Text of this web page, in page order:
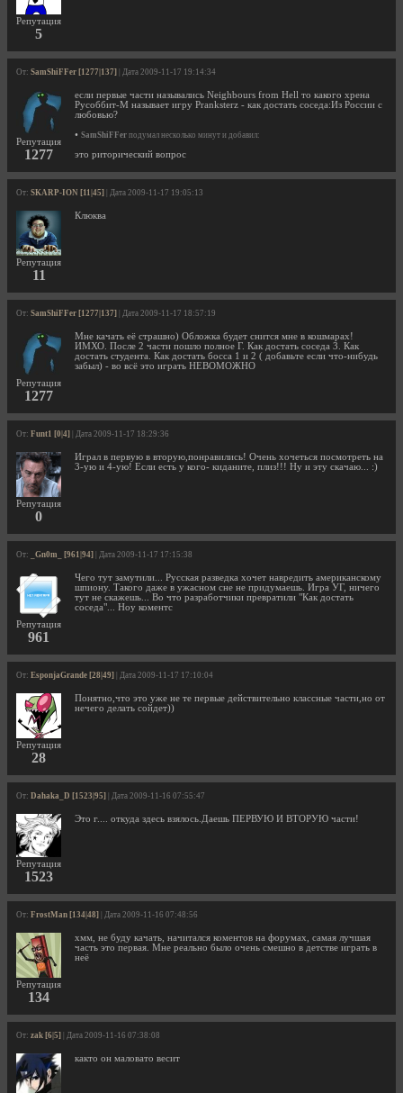
Репутация
5
От: SamShiFFer [1277|137] | Дата 2009-11-17 19:14:34
Репутация
1277
если первые части назывались Neighbours from Hell то какого хрена
Русоббит-М называет игру Pranksterz - как достать соседа:Из России с
любовью?
• SamShiFFer подумал несколько минут и добавил:
это риторический вопрос
От: SKARP-ION [11|45] | Дата 2009-11-17 19:05:13
Репутация
11
Клюква
От: SamShiFFer [1277|137] | Дата 2009-11-17 18:57:19
Репутация
1277
Мне качать её страшно) Обложка будет снится мне в кошмарах!
ИМХО. После 2 части пошло полное Г. Как достать соседа 3. Как
достать студента. Как достать босса 1 и 2 ( добавьте если что-нибудь
забыл) - во всё это играть НЕВОМОЖНО
От: Funt1 [0|4] | Дата 2009-11-17 18:29:36
Репутация
0
Играл в первую в вторую,понравились! Очень хочеться посмотреть на
3-ую и 4-ую! Если есть у кого- киданите, плиз!!! Ну и эту скачаю... :)
От: _Gn0m_ [961|94] | Дата 2009-11-17 17:15:38
Репутация
961
Чего тут замутили... Русская разведка хочет навредить американскому
шпиону. Такого даже в ужасном сне не придумаешь. Игра УГ, ничего
тут не скажешь... Во что разработчики превратили "Как достать
соседа"... Ноу коментс
От: EsponjaGrande [28|49] | Дата 2009-11-17 17:10:04
Репутация
28
Понятно,что это уже не те первые действительно классные части,но от
нечего делать сойдет))
От: Dahaka_D [1523|95] | Дата 2009-11-16 07:55:47
Репутация
1523
Это г.... откуда здесь взялось.Даешь ПЕРВУЮ И ВТОРУЮ части!
От: FrostMan [134|48] | Дата 2009-11-16 07:48:56
Репутация
134
хмм, не буду качать, начитался коментов на форумах, самая лучшая
часть это первая. Мне реально было очень смешно в детстве играть в
неё
От: zak [6|5] | Дата 2009-11-16 07:38:08
както он маловато весит